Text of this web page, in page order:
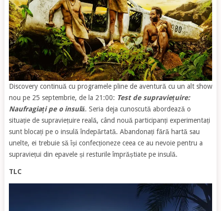
Discovery continuă cu programele pline de aventură cu un alt show
nou pe 25 septembrie, de la 21:00: Test de supraviețuire:
Naufragiați pe o insulă. Seria deja cunoscută abordează o
situație de supraviețuire reală, când nouă participanți experimentați
sunt blocați pe o insulă îndepărtată. Abandonați fără hartă sau
unelte, ei trebuie să își confecționeze ceea ce au nevoie pentru a
supraviețui din epavele și resturile împrăștiate pe insulă.
TLC